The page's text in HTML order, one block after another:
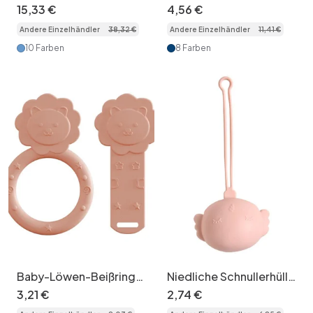
Babyfütterungsset mit
Saugnapfplatte und
Lätzchen
15,33€
Andere Einzelhändler 38,32€
10 Farben
Babyteller – Saugfuß &
Bärenmotiv
4,56€
Andere Einzelhändler 11,41€
8 Farben
Baby-Löwen-Beißring-
Set aus Silikon –
Beruhigt das
3,21€
Niedliche Schnullerhülle
aus Silikon – Tragbarer
Beißringhalter für Babys
2,74€